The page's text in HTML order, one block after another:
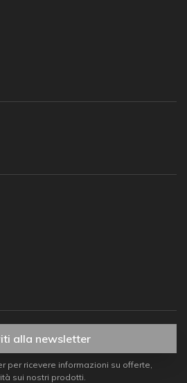
alla newsletter
per ricevere informazioni su offerte,
sui nostri prodotti.